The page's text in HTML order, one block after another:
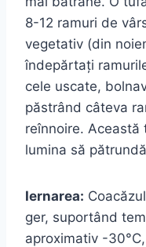
8-12 ramuri de
vegetativ (din
îndepărtați
cele uscate,
păstrând câteva
reînnoire. Această
lumina să
Iernarea:
ger, suportând
aproximativ -